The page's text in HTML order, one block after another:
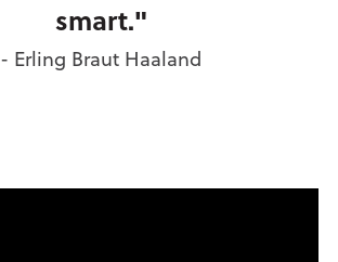
smart."
- Erling Braut Haaland